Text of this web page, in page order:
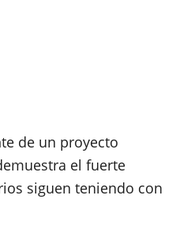
de un proyecto
el fuerte
siguen teniendo con